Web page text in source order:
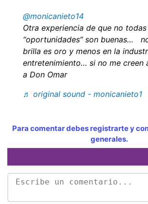
@monicanieto14
Otra experiencia de que no
“oportunidades” son buenas…
brilla es oro y menos en la
entretenimiento… si no me creen
a Don Omar
♬ original sound - monicanieto1
Para comentar debes registrarte y
generales.